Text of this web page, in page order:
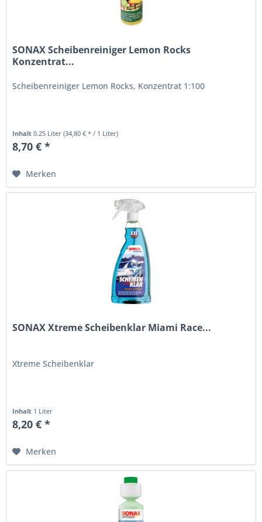
SONAX Scheibenreiniger Lemon Rocks
Konzentrat...
Scheibenreiniger Lemon Rocks, Konzentrat 1:100
Inhalt0.25 Liter(34,80 € * / 1 Liter)
8,70 € *
Merken
SONAX Xtreme Scheibenklar Miami Race...
Xtreme Scheibenklar
Inhalt 1 Liter
8,20 € *
Merken